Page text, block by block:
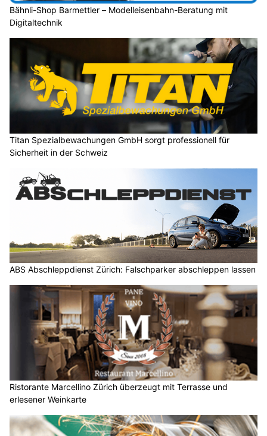
Bähnli-Shop Barmettler – Modelleisenbahn-Beratung mit
Digitaltechnik
Titan Spezialbewachungen GmbH sorgt professionell für
Sicherheit in der Schweiz
ABS Abschleppdienst Zürich: Falschparker abschleppen lassen
Ristorante Marcellino Zürich überzeugt mit Terrasse und
erlesener Weinkarte